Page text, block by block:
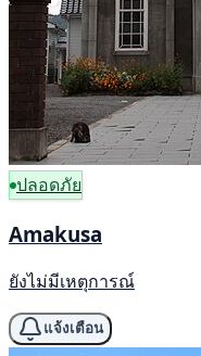
ปลอดภัย
Amakusa
ยังไม่มีเหตุการณ์
แจ้งเตือน